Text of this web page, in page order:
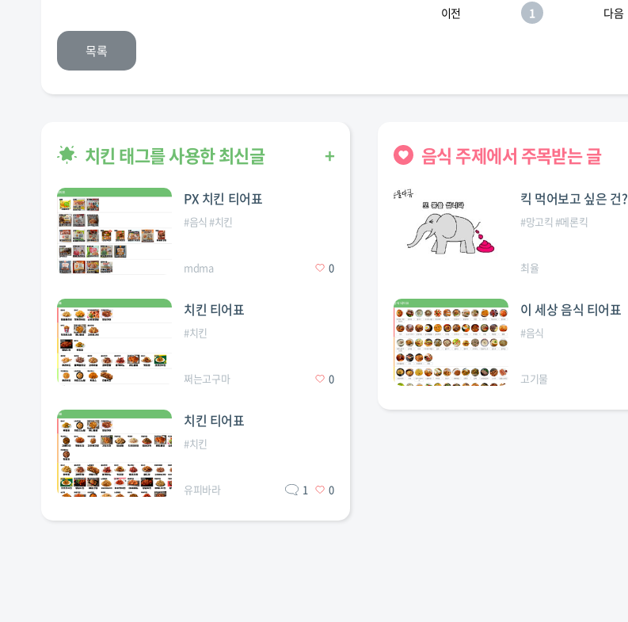
이전 1 다음
목록
치킨 태그를 사용한 최신글 +
PX 치킨 티어표
#음식 #치킨
mdma 0
치킨 티어표
#치킨
쩌는고구마 0
치킨 티어표
#치킨
유피바라 1 0
음식 주제에서 주목받는 글
킥 먹어보고 싶은 건?
#망고킥 #메론킥
최율
이 세상 음식 티어표
#음식
고기물